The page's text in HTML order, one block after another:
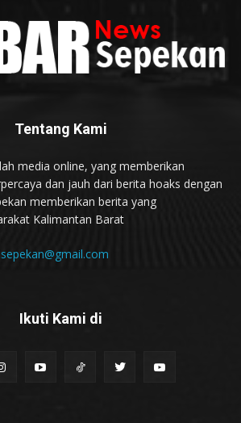
Tentang Kami
media online, yang memberikan
dan jauh dari berita hoaks dengan
memberikan berita yang
Kalimantan Barat
Ikuti Kami di